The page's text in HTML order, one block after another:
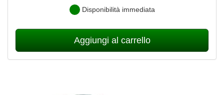
Disponibilità immediata
Aggiungi al carrello